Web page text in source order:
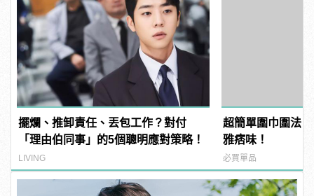
擺爛、推卸責任、丟包工作？對付
「理由伯同事」的5個聰明應對策略！
LIVING
超簡單圍巾圍法
雅痞味！
必買單品